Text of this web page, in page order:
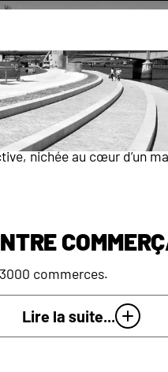
nombre important
industries, son port
nichée au cœur d’un
commerces.
Lire la suite...